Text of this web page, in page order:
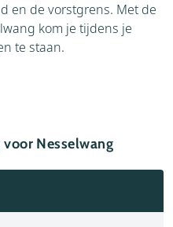
en de vorstgrens. Met de
kom je tijdens je
te staan.
Nesselwang